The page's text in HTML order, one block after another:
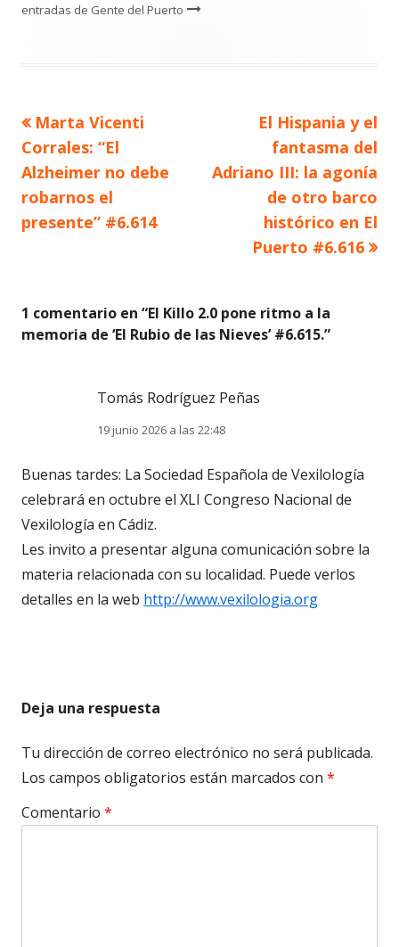
entradas de Gente del Puerto
Navegación
de
entradas
Artículo
anterior
Marta Vicenti
Corrales: “El
Alzheimer no debe
robarnos el
presente” #6.614
Artículo
siguiente
El Hispania y el
fantasma del
Adriano III: la agonía
de otro barco
histórico en El
Puerto #6.616
1 comentario en “El Killo 2.0 pone ritmo a la
memoria de ‘El Rubio de las Nieves’ #6.615.”
Tomás Rodríguez Peñas
19 junio 2026 a las 22:48
Buenas tardes: La Sociedad Española de Vexilología
celebrará en octubre el XLI Congreso Nacional de
Vexilología en Cádiz.
Les invito a presentar alguna comunicación sobre la
materia relacionada con su localidad. Puede verlos
detalles en la web http://www.vexilologia.org
Deja una respuesta
Tu dirección de correo electrónico no será publicada.
Los campos obligatorios están marcados con *
Comentario *